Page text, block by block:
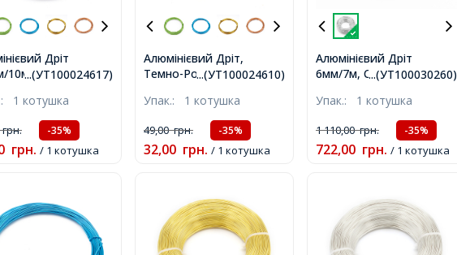
...(УТ100024617)
Дріт
10м, Верблюжий,
1 котушка
грн. -35%
грн. / 1 котушка
...(УТ100024610)
Алюмінієвий Дріт,
Темно-Рожевий, 0.8мм,
Упак.: 1 котушка
49,00грн. -35%
32,00 грн. / 1 котушка
...(УТ100030260)
Алюмінієвий Дріт
6мм/7м, Срібло, 6мм,
Упак.: 1 котушка
1 110,00грн. -35%
722,00 грн. / 1 котушка